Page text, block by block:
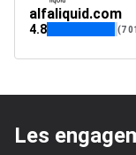
alfaliquid.com
4.8 (7
Les